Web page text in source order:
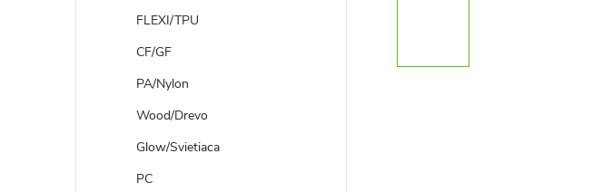
FLEXI/TPU
CF/GF
PA/Nylon
Wood/Drevo
Glow/Svietiaca
PC